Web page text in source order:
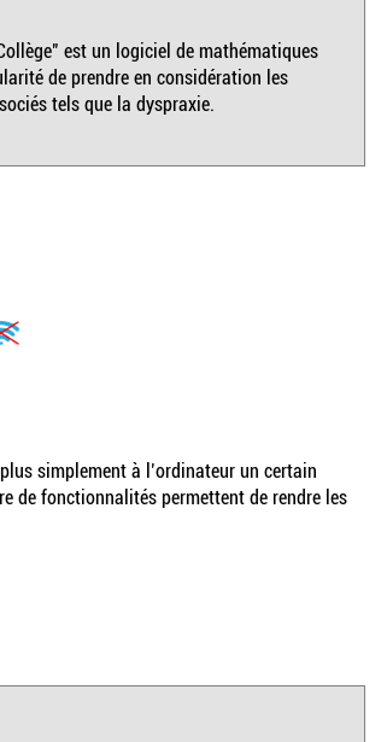
est un logiciel de mathématiques
de prendre en considération les
tels que la dyspraxie.
simplement à l’ordinateur un certain
de fonctionnalités permettent de rendre les